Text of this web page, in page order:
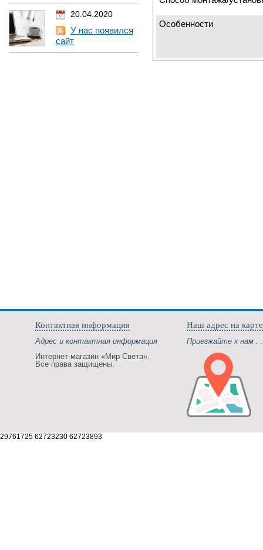
20.04.2020
У нас появился
сайт
Особенности
Контактная информация
Адрес и контактная информация
Интернет-магазин «Мир Света».
Все права защищены.
Наш адрес на карте
Приезжайте к нам .
29761725 62723230 62723893